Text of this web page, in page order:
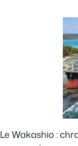
Le Wakashio :